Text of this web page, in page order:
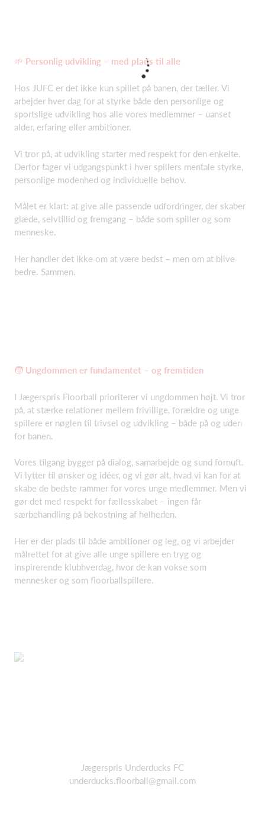
🌱 Personlig udvikling – med plads til alle
Hos JUFC er det ikke kun spillet på banen, der tæller. Vi
arbejder hver dag for at styrke både den personlige og
sportslige udvikling hos alle vores medlemmer – uanset
alder, erfaring eller ambitioner.
Vi tror på, at udvikling starter med respekt for den enkelte.
Derfor tager vi udgangspunkt i hver spillers mentale styrke,
personlige modenhed og individuelle behov.
Målet er klart: at give alle passende udfordringer, der skaber
glæde, selvtillid og fremgang – både som spiller og som
menneske.
Her handler det ikke om at være bedst – men om at blive
bedre. Sammen.
🧒 Ungdommen er fundamentet – og fremtiden
I Jægerspris Floorball prioriterer vi ungdommen højt. Vi tror
på, at stærke relationer mellem frivillige, forældre og unge
spillere er nøglen til trivsel og udvikling – både på og uden
for banen.
Vores tilgang bygger på dialog, samarbejde og sund fornuft.
Vi lytter til ønsker og idéer, og vi gør alt, hvad vi kan for at
skabe de bedste rammer for vores unge medlemmer. Men vi
gør det med respekt for fællesskabet – ingen får
særbehandling på bekostning af helheden.
Her er der plads til både ambitioner og leg, og vi arbejder
målrettet for at give alle unge spillere en tryg og
inspirerende klubhverdag, hvor de kan vokse som
mennesker og som floorballspillere.
Jægerspris Underducks FC
underducks.floorball@gmail.com